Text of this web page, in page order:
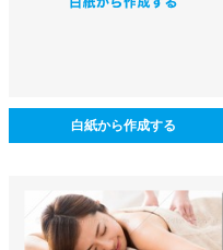
白紙から作成する